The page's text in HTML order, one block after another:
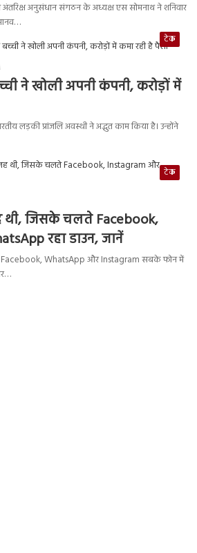
अनुसंधान संगठन के अध्यक्ष एस सोमनाथ ने शनिवार
टेक
ने खोली अपनी कंपनी, करोड़ों में
लड़की प्रांजलि अवस्थी ने अद्भुत काम किया है। उन्होंने
टेक
थी, जिसके चलते Facebook,
रहा डाउन, जानें
Facebook, WhatsApp और Instagram सबके फोन में